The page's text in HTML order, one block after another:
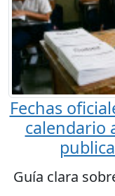
Fechas
calendario
Guía clara